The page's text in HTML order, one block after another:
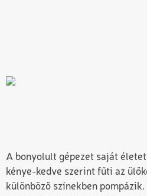
A bonyolult gépezet saját
kénye-kedve szerint fűti az
különböző színekben